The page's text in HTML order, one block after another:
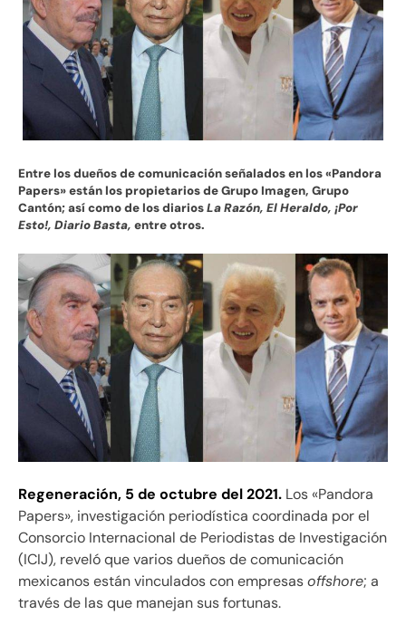
Entre los dueños de comunicación señalados en los «Pandora
Papers» están los propietarios de Grupo Imagen, Grupo
Cantón; así como de los diariosLa Razón, El Heraldo, ¡Por
Esto!, Diario Basta, entre otros.
Regeneración, 5 de octubre del 2021. Los «Pandora
Papers», investigación periodística coordinada por el
Consorcio Internacional de Periodistas de Investigación
(ICIJ), reveló que varios dueños de comunicación
mexicanos están vinculados con empresasoffshore; a
través de las que manejan sus fortunas.